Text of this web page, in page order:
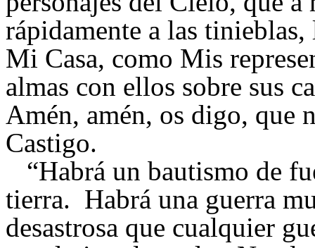
rápidamente a las
Mi Casa, como Mis
almas con ellos sobre sus
Amén, amén, os digo, que
Castigo.
“Habrá un bautismo de
tierra. Habrá una guerra
desastrosa que cualquier